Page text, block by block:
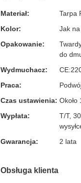
Materiał: Tarpa
Kolor:
Jak
Opakowanie:
do
Wydmuchacz:
Praca:
Czas ustawienia: Około
Wypłata:
T/T,
Gwarancja:
2 lata
Obsługa klienta